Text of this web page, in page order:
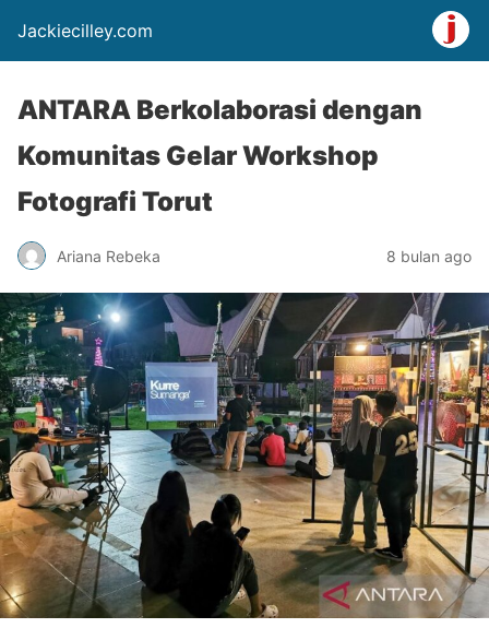
Jackiecilley.com
ANTARA Berkolaborasi dengan
Komunitas Gelar Workshop
Fotografi Torut
Ariana Rebeka 8 bulan ago